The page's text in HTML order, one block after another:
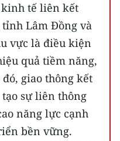
kinh tế liên kết
Lâm Đồng và
vực là điều kiện
quả tiềm năng,
giao thông kết
sự liên thông
năng lực cạnh
bền vững.